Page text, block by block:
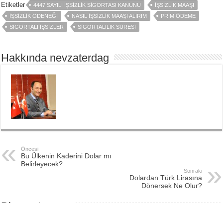
Etiketler 4447 SAYILI İŞSIZLIK SIGORTASI KANUNU
İŞSIZLIK MAAŞI
İŞSIZLIK ÖDENEĞI
NASIL İŞSIZLIK MAAŞI ALIRIM
PRIM ÖDEME
SIGORTALI İŞSIZLER
SIGORTALILIK SÜRESI
Hakkında nevzaterdag
Öncesi
Bu Ülkenin Kaderini Dolar mı
Belirleyecek?
Sonraki
Dolardan Türk Lirasına
Dönersek Ne Olur?